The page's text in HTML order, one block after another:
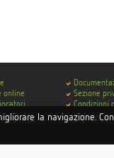
la navigazione.
online
e istituti
Sezione
Condizioni
Contatti